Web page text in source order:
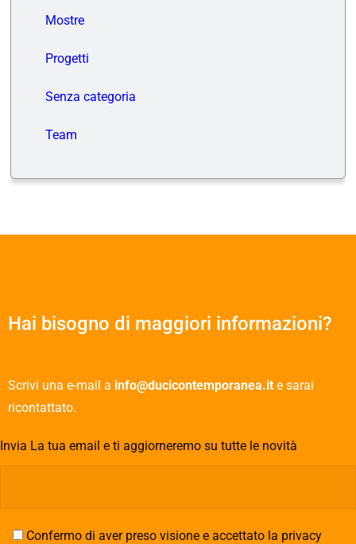
Mostre
Progetti
Senza categoria
Team
Hai bisogno di maggiori informazioni?
Scrivi una e-mail a info@ducicontemporanea.it e sarai
ricontattato.
Invia La tua email e ti aggiorneremo su tutte le novità
Confermo di aver preso visione e accettato la privacy